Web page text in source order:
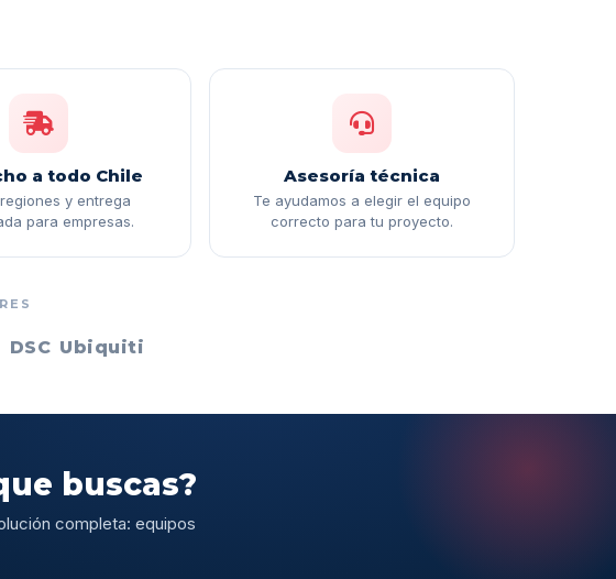
a todo Chile
y entrega
para empresas.
Asesoría técnica
Te ayudamos a elegir el equipo
correcto para tu proyecto.
DSC Ubiquiti
buscas?
completa: equipos